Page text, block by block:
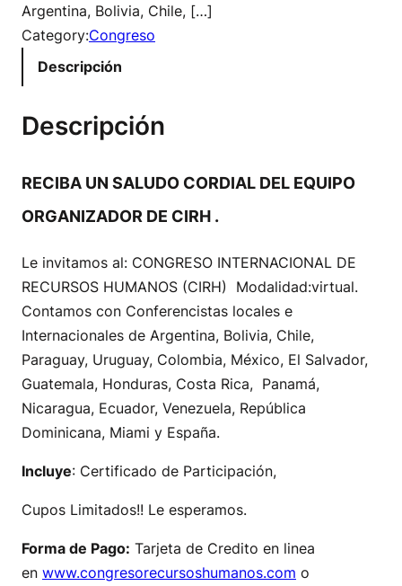
Argentina, Bolivia, Chile, […]
Category:Congreso
Descripción
Descripción
RECIBA UN SALUDO CORDIAL DEL EQUIPO
ORGANIZADOR DE CIRH .
Le invitamos al: CONGRESO INTERNACIONAL DE
RECURSOS HUMANOS (CIRH) Modalidad:virtual.
Contamos con Conferencistas locales e
Internacionales de Argentina, Bolivia, Chile,
Paraguay, Uruguay, Colombia, México, El Salvador,
Guatemala, Honduras, Costa Rica, Panamá,
Nicaragua, Ecuador, Venezuela, República
Dominicana, Miami y España.
Incluye: Certificado de Participación,
Cupos Limitados!! Le esperamos.
Forma de Pago: Tarjeta de Credito en linea
en www.congresorecursoshumanos.com o